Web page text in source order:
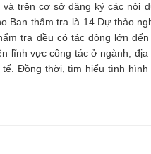
trên cơ sở đăng ký các nội
Ban thẩm tra là 14 Dự thảo
tra đều có tác động lớn
lĩnh vực công tác ở ngành,
Đồng thời, tìm hiểu tình